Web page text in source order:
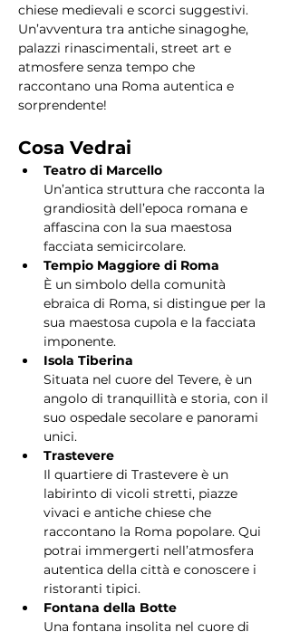
chiese medievali e scorci suggestivi.
Un’avventura tra antiche sinagoghe,
palazzi rinascimentali, street art e
atmosfere senza tempo che
raccontano una Roma autentica e
sorprendente!
Cosa Vedrai
Teatro di Marcello
Un’antica struttura che racconta la
grandiosità dell’epoca romana e
affascina con la sua maestosa
facciata semicircolare.
Tempio Maggiore di Roma
È un simbolo della comunità
ebraica di Roma, si distingue per la
sua maestosa cupola e la facciata
imponente.
Isola Tiberina
Situata nel cuore del Tevere, è un
angolo di tranquillità e storia, con il
suo ospedale secolare e panorami
unici.
Trastevere
Il quartiere di Trastevere è un
labirinto di vicoli stretti, piazze
vivaci e antiche chiese che
raccontano la Roma popolare. Qui
potrai immergerti nell’atmosfera
autentica della città e conoscere i
ristoranti tipici.
Fontana della Botte
Una fontana insolita nel cuore di